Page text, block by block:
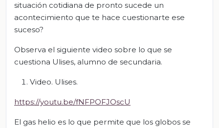
situación cotidiana de pronto sucede un
acontecimiento que te hace cuestionarte ese
suceso?
Observa el siguiente video sobre lo que se
cuestiona Ulises, alumno de secundaria.
Video. Ulises.
https://youtu.be/fNFPOFJOscU
El gas helio es lo que permite que los globos se